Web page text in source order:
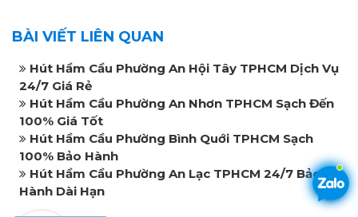
BÀI VIẾT LIÊN QUAN
Hút Hầm Cầu Phường An Hội Tây TPHCM Dịch Vụ
24/7 Giá Rẻ
Hút Hầm Cầu Phường An Nhơn TPHCM Sạch Đến
100% Giá Tốt
Hút Hầm Cầu Phường Bình Quới TPHCM Sạch
100% Bảo Hành
Hút Hầm Cầu Phường An Lạc TPHCM 24/7 Bảo
Hành Dài Hạn